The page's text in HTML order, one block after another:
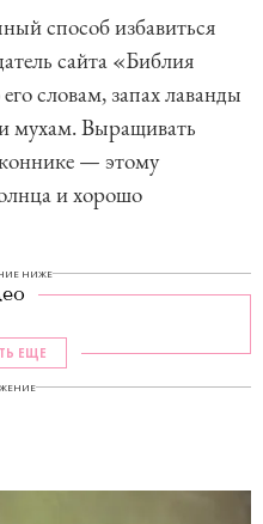
способ избавиться
сайта «Библия
словам, запах лаванды
мухам. Выращивать
— этому
и хорошо
НИЖЕ
ЕЩЕ